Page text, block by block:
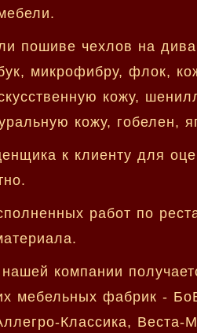
пошиве чехлов на
микрофибру, флок,
кожу,
кожу, гобелен,
к клиенту для
работ по
компании
мебельных фабрик -
Классика,